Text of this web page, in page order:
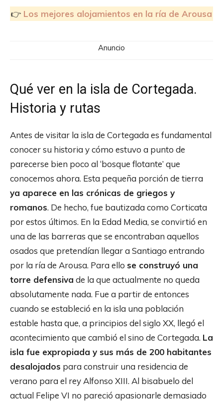
👉 Los mejores alojamientos en la ría de Arousa
Anuncio
Qué ver en la isla de Cortegada.
Historia y rutas
Antes de visitar la isla de Cortegada es fundamental
conocer su historia y cómo estuvo a punto de
parecerse bien poco al ‘bosque flotante’ que
conocemos ahora. Esta pequeña porción de tierra
ya aparece en las crónicas de griegos y
romanos. De hecho, fue bautizada como Corticata
por estos últimos. En la Edad Media, se convirtió en
una de las barreras que se encontraban aquellos
osados que pretendían llegar a Santiago entrando
por la ría de Arousa. Para ello se construyó una
torre defensiva de la que actualmente no queda
absolutamente nada. Fue a partir de entonces
cuando se estableció en la isla una población
estable hasta que, a principios del siglo XX, llegó el
acontecimiento que cambió el sino de Cortegada. La
isla fue expropiada y sus más de 200 habitantes
desalojados para construir una residencia de
verano para el rey Alfonso XIII. Al bisabuelo del
actual Felipe VI no pareció apasionarle demasiado